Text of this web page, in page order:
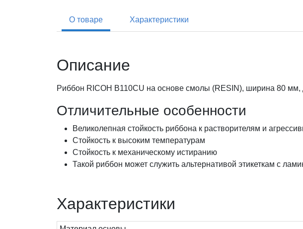
О товаре Характеристики
Описание
Риббон RICOH B110CU на основе смолы (RESIN), ширина 80
Отличительные особенности
Великолепная стойкость риббона к растворителям и
Стойкость к высоким температурам
Стойкость к механическому истиранию
Такой риббон может служить альтернативой этикеткам с
Характеристики